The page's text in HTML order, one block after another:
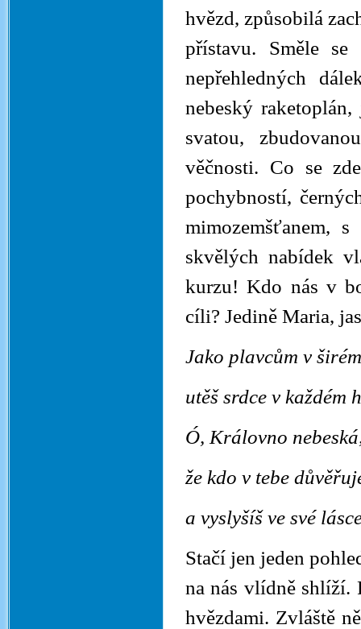
hvězd, způsobilá
přístavu. Směle
nepřehledných
nebeský
svatou,
věčnosti. Co se
pochybností,
mimozemšťanem,
skvělých nabídek
kurzu! Kdo nás v
cíli? Jedině Maria,
Jako plavcům v
utěš srdce v
Ó, Královno
že kdo v tebe
a vyslyšíš ve své
Stačí jen jeden
na nás vlídně shlíží.
hvězdami. Zvláště